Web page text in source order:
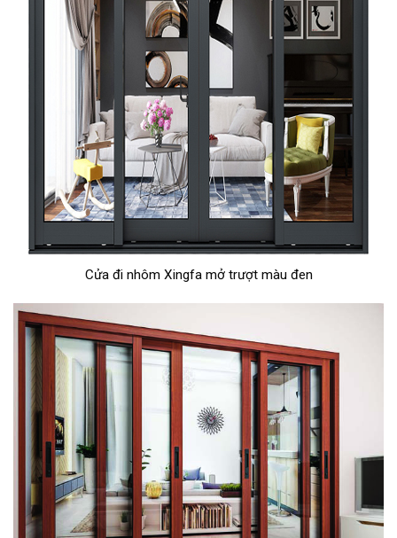
Cửa đi nhôm Xingfa mở trượt màu đen